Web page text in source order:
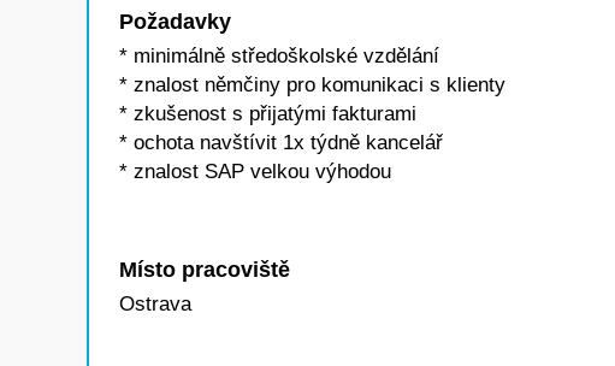
Požadavky
* minimálně středoškolské vzdělání
* znalost němčiny pro komunikaci s klienty
* zkušenost s přijatými fakturami
* ochota navštívit 1x týdně kancelář
* znalost SAP velkou výhodou
Místo pracoviště
Ostrava